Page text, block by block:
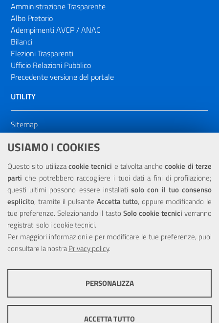
USIAMO I COOKIES
Questo sito utilizzacookie tecnici e talvolta anchecookie di terze
parti che potrebbero raccogliere i tuoi dati a fini di profilazione;
questi ultimi possono essere installatisolo con il tuo consenso
esplicito, tramite il pulsante Accetta tutto, oppure modificando le
tue preferenze. Selezionando il tasto Solo cookie tecnici verranno
registrati solo i cookie tecnici.
Per maggiori informazioni e per modificare le tue preferenze, puoi
consultare la nostraPrivacy policy.
ottimale per ogni utente. Essi non raccolgono i tuoi dati e le tue
PERSONALIZZA
ACCETTA TUTTO
Amministrazione Trasparente
Albo Pretorio
Adempimenti AVCP / ANAC
Bilanci
Elezioni Trasparenti
Ufficio Relazioni Pubblico
Precedente versione del portale
UTILITY
Sitemap
Dichiarazione di accessibilità
NOTE LEGALI
Privacy
Portale realizzato con la partecipazione finanziaria dell'Unione
Europea tramite i fondi del POR Sicilia 2000/2006 Misura 6.05 -